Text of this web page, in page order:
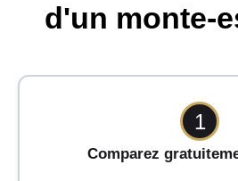
d'un monte-
1
Comparez